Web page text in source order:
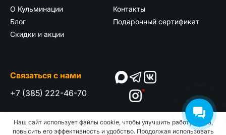
О Кульминации
Контакты
Блог
Подарочный сертификат
Скидки и акции
Связаться с нами
+7 (385) 222-46-70
*
Пользовательское
соглашение
ООО "КУЛЬМИНАЦИЯ"
Наш сайт использует файлы cookie, чтобы улучшить работу сайта,
повысить его эффективность и удобство. Продолжая использовать